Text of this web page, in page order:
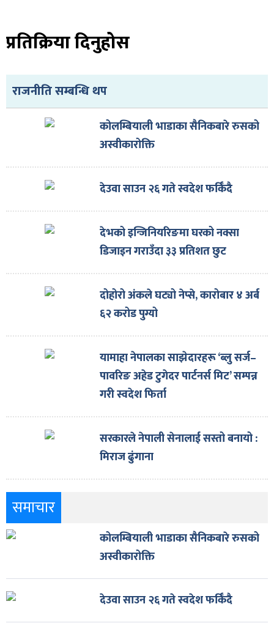
प्रतिक्रिया दिनुहोस
राजनीति सम्बन्धि थप
कोलम्बियाली भाडाका सैनिकबारे रुसको
अस्वीकारोक्ति
देउवा साउन २६ गते स्वदेश फर्किँदै
देभको इन्जिनियरिङमा घरको नक्सा
डिजाइन गराउँदा ३३ प्रतिशत छुट
दोहोरो अंकले घट्यो नेप्से, कारोबार ४ अर्ब
६२ करोड पुग्यो
यामाहा नेपालका साझेदारहरू ‘ब्लु सर्ज–
पावरिङ अहेड टुगेदर पार्टनर्स मिट’ सम्पन्न
गरी स्वदेश फिर्ता
सरकारले नेपाली सेनालाई सस्तो बनायो :
मिराज ढुंगाना
समाचार
कोलम्बियाली भाडाका सैनिकबारे रुसको
अस्वीकारोक्ति
देउवा साउन २६ गते स्वदेश फर्किँदै